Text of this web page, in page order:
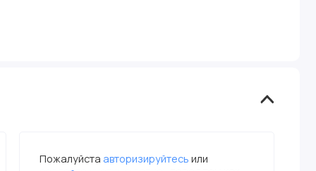
Пожалуйста авторизируйтесь или